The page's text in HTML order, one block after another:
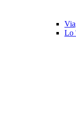
Lo